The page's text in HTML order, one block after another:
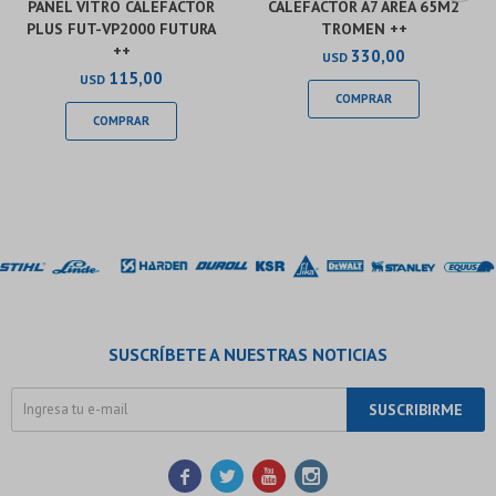
PANEL VITRO CALEFACTOR
PLUS FUT-VP2000 FUTURA
++
USD 115,00
CALEFACTOR A7 AREA 65M2
TROMEN ++
USD 330,00
SUSCRÍBETE A NUESTRAS NOTICIAS
SUSCRIBIRME
   